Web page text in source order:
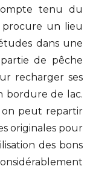
tenu du
un lieu
dans une
de pêche
recharger ses
bordure de lac.
on peut repartir
originales pour
des bons